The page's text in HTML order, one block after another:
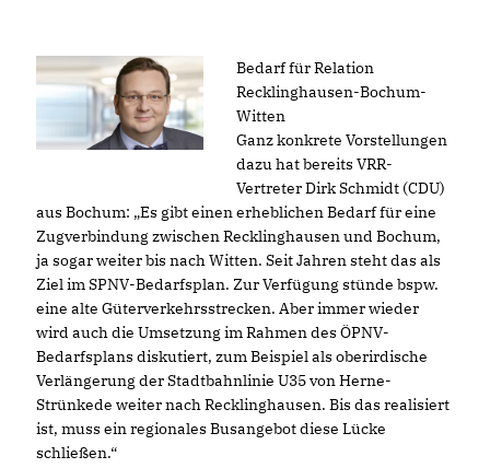
Bedarf für Relation
Recklinghausen-Bochum-
Witten
Ganz konkrete Vorstellungen
dazu hat bereits VRR-
Vertreter Dirk Schmidt (CDU)
aus Bochum: „Es gibt einen erheblichen Bedarf für eine
Zugverbindung zwischen Recklinghausen und Bochum,
ja sogar weiter bis nach Witten. Seit Jahren steht das als
Ziel im SPNV-Bedarfsplan. Zur Verfügung stünde bspw.
eine alte Güterverkehrsstrecken. Aber immer wieder
wird auch die Umsetzung im Rahmen des ÖPNV-
Bedarfsplans diskutiert, zum Beispiel als oberirdische
Verlängerung der Stadtbahnlinie U35 von Herne-
Strünkede weiter nach Recklinghausen. Bis das realisiert
ist, muss ein regionales Busangebot diese Lücke
schließen.“